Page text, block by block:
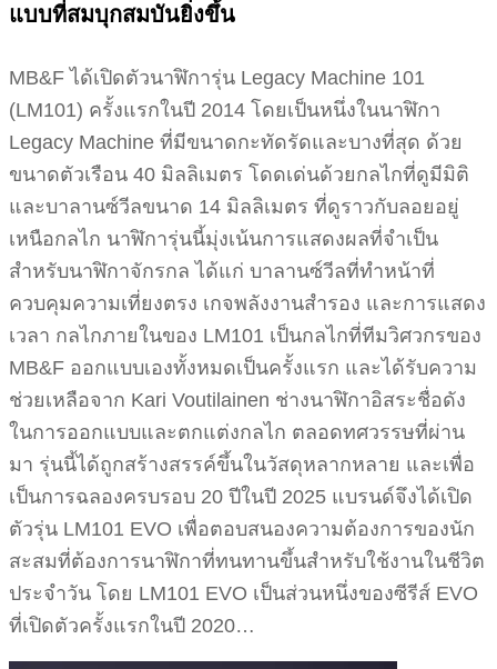
แบบที่สมบุกสมบันยิ่งขึ้น
MB&F ได้เปิดตัวนาฬิการุ่น Legacy Machine 101
(LM101) ครั้งแรกในปี 2014 โดยเป็นหนึ่งในนาฬิกา
Legacy Machine ที่มีขนาดกะทัดรัดและบางที่สุด ด้วย
ขนาดตัวเรือน 40 มิลลิเมตร โดดเด่นด้วยกลไกที่ดูมีมิติ
และบาลานซ์วีลขนาด 14 มิลลิเมตร ที่ดูราวกับลอยอยู่
เหนือกลไก นาฬิการุ่นนี้มุ่งเน้นการแสดงผลที่จำเป็น
สำหรับนาฬิกาจักรกล ได้แก่ บาลานซ์วีลที่ทำหน้าที่
ควบคุมความเที่ยงตรง เกจพลังงานสำรอง และการแสดง
เวลา กลไกภายในของ LM101 เป็นกลไกที่ทีมวิศวกรของ
MB&F ออกแบบเองทั้งหมดเป็นครั้งแรก และได้รับความ
ช่วยเหลือจาก Kari Voutilainen ช่างนาฬิกาอิสระชื่อดัง
ในการออกแบบและตกแต่งกลไก ตลอดทศวรรษที่ผ่าน
มา รุ่นนี้ได้ถูกสร้างสรรค์ขึ้นในวัสดุหลากหลาย และเพื่อ
เป็นการฉลองครบรอบ 20 ปีในปี 2025 แบรนด์จึงได้เปิด
ตัวรุ่น LM101 EVO เพื่อตอบสนองความต้องการของนัก
สะสมที่ต้องการนาฬิกาที่ทนทานขึ้นสำหรับใช้งานในชีวิต
ประจำวัน โดย LM101 EVO เป็นส่วนหนึ่งของซีรีส์ EVO
ที่เปิดตัวครั้งแรกในปี 2020…